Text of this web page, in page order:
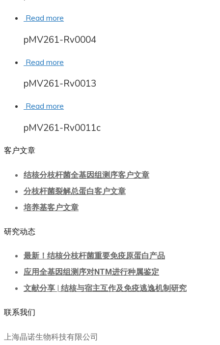
Read more
pMV261-Rv0004
Read more
pMV261-Rv0013
Read more
pMV261-Rv0011c
客户文章
结核分枝杆菌全基因组测序客户文章
分枝杆菌裂解总蛋白客户文章
培养基客户文章
研究动态
最新！结核分枝杆菌重要免疫原蛋白产品
应用全基因组测序对NTM进行种属鉴定
文献分享 | 结核与宿主互作及免疫逃逸机制研究
联系我们
上海晶诺生物科技有限公司